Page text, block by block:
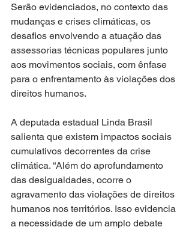
Serão evidenciados, no contexto das
mudanças e crises climáticas, os
desafios envolvendo a atuação das
assessorias técnicas populares junto
aos movimentos sociais, com ênfase
para o enfrentamento às violações dos
direitos humanos.
A deputada estadual Linda Brasil
salienta que existem impactos sociais
cumulativos decorrentes da crise
climática. “Além do aprofundamento
das desigualdades, ocorre o
agravamento das violações de direitos
humanos nos territórios. Isso evidencia
a necessidade de um amplo debate